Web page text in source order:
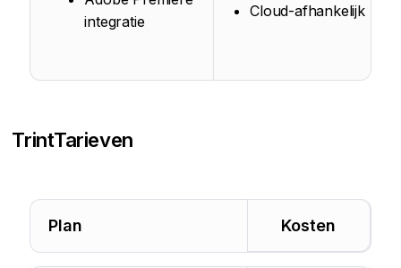
integratie
Cloud-afhankelijk
TrintTarieven
Plan Kosten